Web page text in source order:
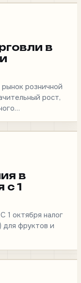
в
розничной
рост,
периодов
докладу…
в
с 1
октября налог
фруктов и